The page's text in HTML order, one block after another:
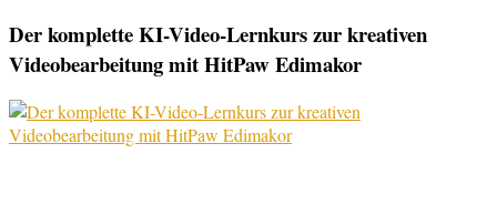
Der komplette KI-Video-Lernkurs zur kreativen
Videobearbeitung mit HitPaw Edimakor